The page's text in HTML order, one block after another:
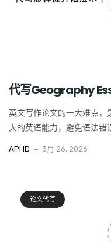
代写Geography
英文写作论文的一大难点，
大的英语能力，避免语法错
APHD 3月 26, 2026
论文代写